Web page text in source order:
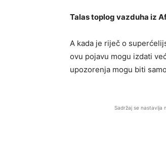
Talas toplog vazduha iz
A kada je riječ o
ovu pojavu mogu izdati
upozorenja mogu biti
Sadržaj se nastavlja